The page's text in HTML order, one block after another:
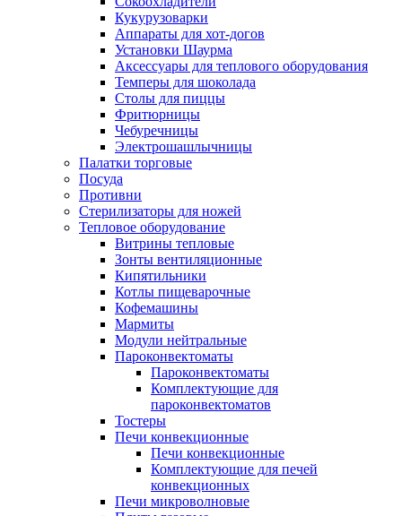
Кукурузоварки
Аппараты для хот-догов
Установки Шаурма
Аксессуары для теплового оборудования
Темперы для шоколада
Столы для пиццы
Фритюрницы
Чебуречницы
Электрошашлычницы
Палатки торговые
Посуда
Противни
Стерилизаторы для ножей
Тепловое оборудование
Витрины тепловые
Зонты вентиляционные
Кипятильники
Котлы пищеварочные
Кофемашины
Мармиты
Модули нейтральные
Пароконвектоматы
Пароконвектоматы
Комплектующие для
пароконвектоматов
Тостеры
Печи конвекционные
Печи конвекционные
Комплектующие для печей
конвекционных
Печи микроволновые